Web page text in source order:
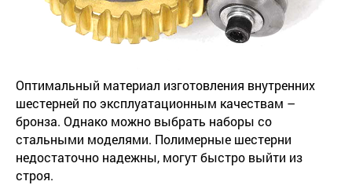
Оптимальный материал изготовления внутренних
шестерней по эксплуатационным качествам –
бронза. Однако можно выбрать наборы со
стальными моделями. Полимерные шестерни
недостаточно надежны, могут быстро выйти из
строя.